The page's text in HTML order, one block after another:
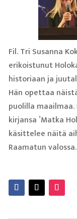
Fil. Tri Susanna
erikoistunut
historiaan ja
Hän opettaa
puolilla maailmaa.
kirjansa ’Matka
käsittelee näitä
Raamatun valossa.